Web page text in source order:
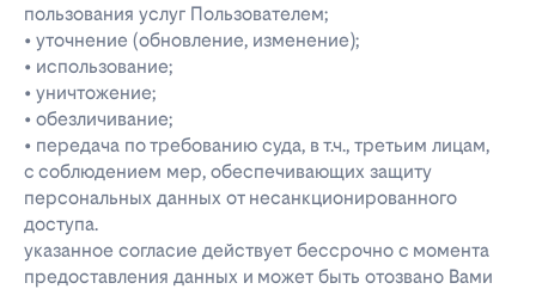
пользования услуг Пользователем;
• уточнение (обновление, изменение);
• использование;
• уничтожение;
• обезличивание;
• передача по требованию суда, в т.ч., третьим лицам,
с соблюдением мер, обеспечивающих защиту
персональных данных от несанкционированного
доступа.
указанное согласие действует бессрочно с момента
предоставления данных и может быть отозвано Вами